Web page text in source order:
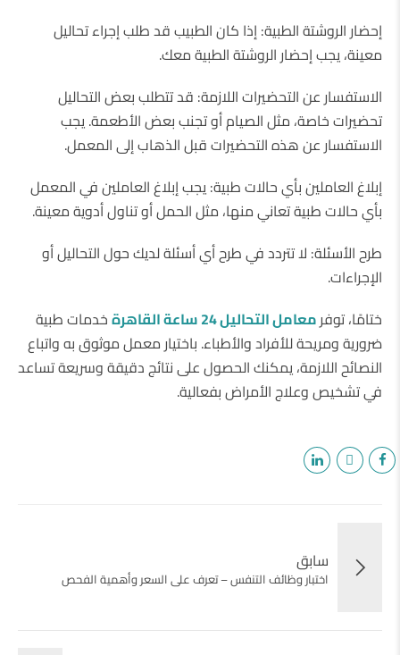
إحضار الروشتة الطبية: إذا كان الطبيب قد طلب إجراء تحاليل
معينة، يجب إحضار الروشتة الطبية معك.
الاستفسار عن التحضيرات اللازمة: قد تتطلب بعض التحاليل
تحضيرات خاصة، مثل الصيام أو تجنب بعض الأطعمة. يجب
الاستفسار عن هذه التحضيرات قبل الذهاب إلى المعمل.
إبلاغ العاملين بأي حالات طبية: يجب إبلاغ العاملين في المعمل
بأي حالات طبية تعاني منها، مثل الحمل أو تناول أدوية معينة.
طرح الأسئلة: لا تتردد في طرح أي أسئلة لديك حول التحاليل أو
الإجراءات.
ختامًا، توفرمعامل التحاليل 24 ساعة القاهرة
خدمات طبية
ضرورية ومريحة للأفراد والأطباء. باختيار معمل موثوق به واتباع
النصائح اللازمة، يمكنك الحصول على نتائج دقيقة وسريعة تساعد
في تشخيص وعلاج الأمراض بفعالية.
سابق
اختبار وظائف التنفس – تعرف على السعر وأهمية الفحص